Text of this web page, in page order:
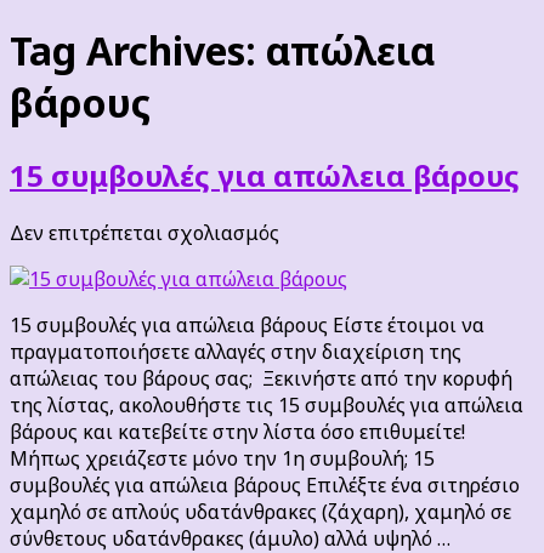
Tag Archives: απώλεια
βάρους
15 συμβουλές για απώλεια βάρους
Δεν επιτρέπεται σχολιασμός
συμβουλές
για
απώλεια
βάρους
15 συμβουλές για απώλεια βάρους Είστε έτοιμοι να
πραγματοποιήσετε αλλαγές στην διαχείριση της
απώλειας του βάρους σας; Ξεκινήστε από την κορυφή
της λίστας, ακολουθήστε τις 15 συμβουλές για απώλεια
βάρους και κατεβείτε στην λίστα όσο επιθυμείτε!
Μήπως χρειάζεστε μόνο την 1η συμβουλή; 15
συμβουλές για απώλεια βάρους Επιλέξτε ένα σιτηρέσιο
χαμηλό σε απλούς υδατάνθρακες (ζάχαρη), χαμηλό σε
σύνθετους υδατάνθρακες (άμυλο) αλλά υψηλό …